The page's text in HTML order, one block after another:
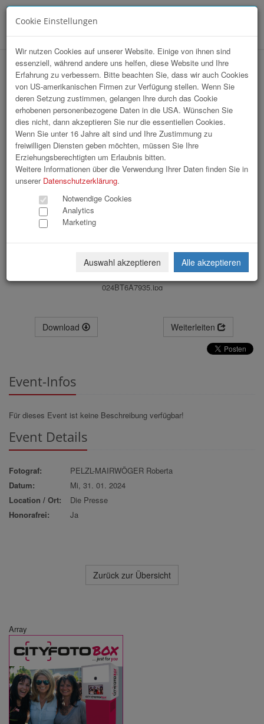
hr-lounge Ost zu Gast bei Die Presse
024BT6A7935.jpg
Download Weiterleiten
Event-Infos
Für dieses Event ist keine Beschreibung verfügbar!
Event Details
Fotograf:
PELZL-MAIRWÖGER Roberta
Datum:
Mi, 31. 01. 2024
Location / Ort:
Die Presse
Honorafrei:
Ja
Zurück zur Übersicht
Array
Cookie Einstellungen
Wir nutzen Cookies auf unserer Website. Einige von ihnen sind
essenziell, während andere uns helfen, diese Website und Ihre
Erfahrung zu verbessern. Bitte beachten Sie, dass wir auch Cookies
von US-amerikanischen Firmen zur Verfügung stellen. Wenn Sie
deren Setzung zustimmen, gelangen Ihre durch das Cookie
erhobenen personenbezogene Daten in die USA. Wünschen Sie
dies nicht, dann akzeptieren Sie nur die essentiellen Cookies.
Wenn Sie unter 16 Jahre alt sind und Ihre Zustimmung zu
freiwilligen Diensten geben möchten, müssen Sie Ihre
Erziehungsberechtigten um Erlaubnis bitten.
Weitere Informationen über die Verwendung Ihrer Daten finden Sie in
unserer Datenschutzerklärung.
Notwendige Cookies
Analytics
Marketing
Auswahl akzeptieren Alle akzeptieren